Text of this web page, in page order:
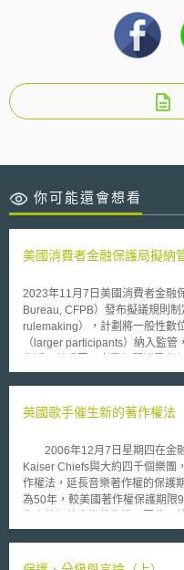
你可能還會想看
美國消費者金融保護局擬納
2023年11月7日美國消費者金融
Bureau, CFPB）發布擬議規則
rulemaking），計劃將一般性數
（larger participants）納入監管
《消費者金融保護法》（
由應用程式的資金轉帳功能和數
易手段。 此外，「較大參與者」之定義為透過行動通訊或網路應用程式提
供數位錢包或個人對個人（
並每年完成超過500萬筆支付交
（Small Business Act, SBA）所
英國歌手催生新的著作權法
2006年12月7日星期四在金融
Kaiser Chiefs與大約四千個樂團
作權法，延長音樂著作權的保護期限。 英國著作權法的保護期
為50年，較美國著作權保護期限
Phonographic Industry)已經進
權法之規定。 政府智慧財產權意見書的作者，安德魯高爾說，延長音樂著